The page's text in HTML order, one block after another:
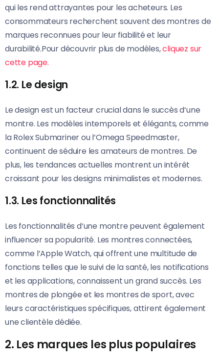
qui les rend attrayantes pour les acheteurs. Les
consommateurs recherchent souvent des montres de
marques reconnues pour leur fiabilité et leur
durabilité.Pour découvrir plus de modèles,cliquez sur
cette page.
1.2. Le design
Le design est un facteur crucial dans le succès d’une
montre. Les modèles intemporels et élégants, comme
la Rolex Submariner ou l’Omega Speedmaster,
continuent de séduire les amateurs de montres. De
plus, les tendances actuelles montrent un intérêt
croissant pour les designs minimalistes et modernes.
1.3. Les fonctionnalités
Les fonctionnalités d’une montre peuvent également
influencer sa popularité. Les montres connectées,
comme l’Apple Watch, qui offrent une multitude de
fonctions telles que le suivi de la santé, les notifications
et les applications, connaissent un grand succès. Les
montres de plongée et les montres de sport, avec
leurs caractéristiques spécifiques, attirent également
une clientèle dédiée.
2. Les marques les plus populaires